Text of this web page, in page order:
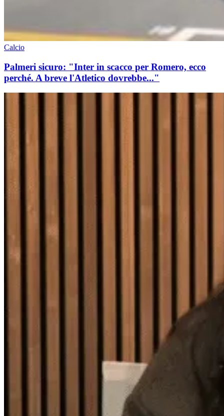
Calcio
Palmeri sicuro: "Inter in scacco per Romero, ecco
perché. A breve l'Atletico dovrebbe..."